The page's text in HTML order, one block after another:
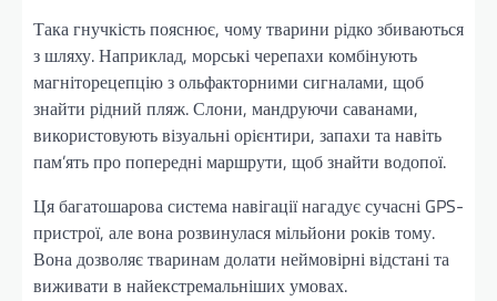
Така гнучкість пояснює, чому тварини рідко збиваються
з шляху. Наприклад, морські черепахи комбінують
магніторецепцію з ольфакторними сигналами, щоб
знайти рідний пляж. Слони, мандруючи саванами,
використовують візуальні орієнтири, запахи та навіть
пам’ять про попередні маршрути, щоб знайти водопої.
Ця багатошарова система навігації нагадує сучасні GPS-
пристрої, але вона розвинулася мільйони років тому.
Вона дозволяє тваринам долати неймовірні відстані та
виживати в найекстремальніших умовах.